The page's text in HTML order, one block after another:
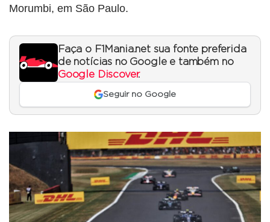
Morumbi, em São Paulo.
Faça o F1Mania.net sua fonte preferida
de notícias no Google e também no
Google Discover.
Seguir no Google